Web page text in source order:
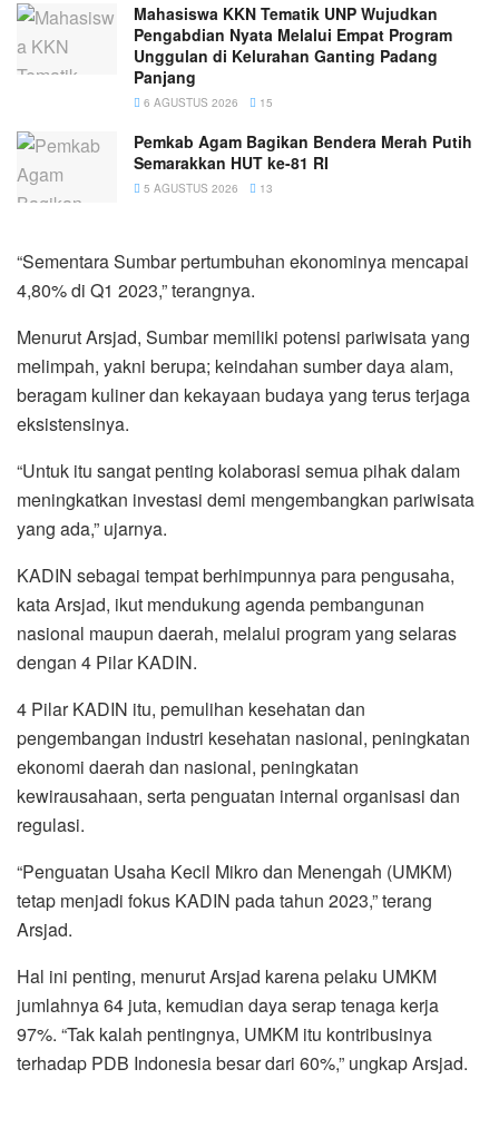
Mahasiswa KKN Tematik UNP Wujudkan
Pengabdian Nyata Melalui Empat Program
Unggulan di Kelurahan Ganting Padang
Panjang
6 AGUSTUS 2026 15
Pemkab Agam Bagikan Bendera Merah Putih
Semarakkan HUT ke-81 RI
5 AGUSTUS 2026 13
“Sementara Sumbar pertumbuhan ekonominya mencapai
4,80% di Q1 2023,” terangnya.
Menurut Arsjad, Sumbar memiliki potensi pariwisata yang
melimpah, yakni berupa; keindahan sumber daya alam,
beragam kuliner dan kekayaan budaya yang terus terjaga
eksistensinya.
“Untuk itu sangat penting kolaborasi semua pihak dalam
meningkatkan investasi demi mengembangkan pariwisata
yang ada,” ujarnya.
KADIN sebagai tempat berhimpunnya para pengusaha,
kata Arsjad, ikut mendukung agenda pembangunan
nasional maupun daerah, melalui program yang selaras
dengan 4 Pilar KADIN.
4 Pilar KADIN itu, pemulihan kesehatan dan
pengembangan industri kesehatan nasional, peningkatan
ekonomi daerah dan nasional, peningkatan
kewirausahaan, serta penguatan internal organisasi dan
regulasi.
“Penguatan Usaha Kecil Mikro dan Menengah (UMKM)
tetap menjadi fokus KADIN pada tahun 2023,” terang
Arsjad.
Hal ini penting, menurut Arsjad karena pelaku UMKM
jumlahnya 64 juta, kemudian daya serap tenaga kerja
97%. “Tak kalah pentingnya, UMKM itu kontribusinya
terhadap PDB Indonesia besar dari 60%,” ungkap Arsjad.